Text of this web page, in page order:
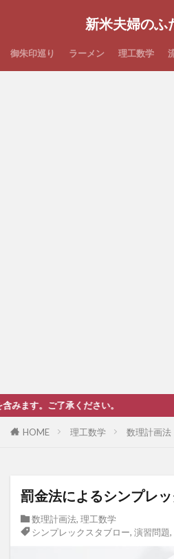
新米夫婦のふ
御朱印巡り ラーメン 理工数学
了承ください。
HOME 理工数学 数理計画法
罰金法によるシンプレ
数理計画法, 理工数学
シンプレックスタブロー, 演習問題,